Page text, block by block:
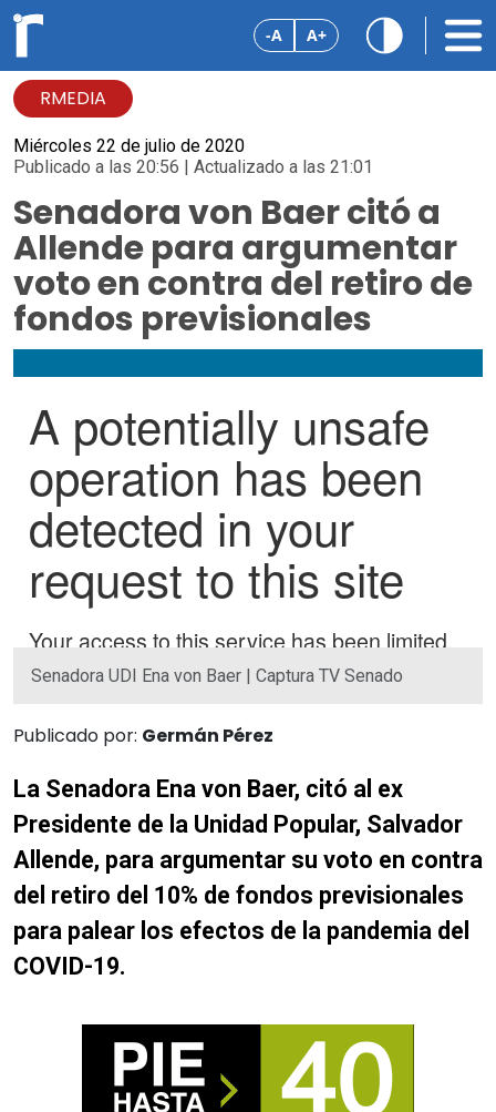
-A A+
RMEDIA
Miércoles 22 de julio de 2020
Publicado a las 20:56 | Actualizado a las 21:01
Senadora von Baer citó a
Allende para argumentar
voto en contra del retiro de
fondos previsionales
Senadora UDI Ena von Baer | Captura TV Senado
Publicado por: Germán Pérez
La Senadora Ena von Baer, citó al ex
Presidente de la Unidad Popular, Salvador
Allende, para argumentar su voto en contra
del retiro del 10% de fondos previsionales
para palear los efectos de la pandemia del
COVID-19.